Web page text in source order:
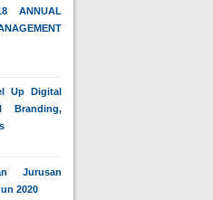
ANNUAL
Up Digital
Branding,
Jurusan
2020